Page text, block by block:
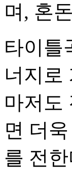
며, 혼
타이틀
너지로
마저도
면 더
를 전